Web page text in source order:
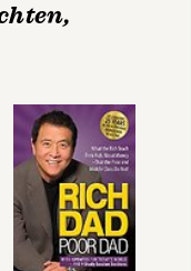
Fibonacci